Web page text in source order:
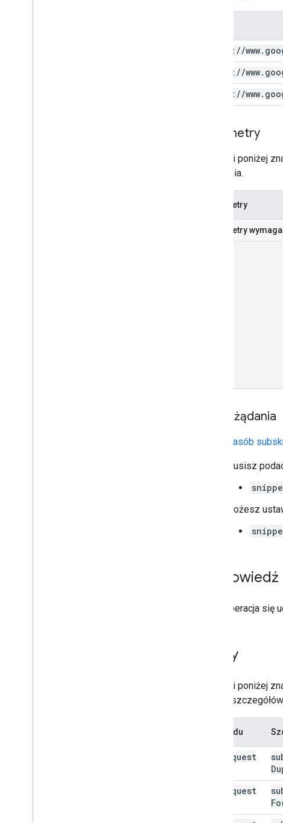
https: //www.
https: //www.
https: //www.
Parametry
W tabeli poniżej
zapytania.
Parametry
Parametry
Treść żądania
zasób
Musisz
Możesz
Odpowiedź
Jeśli operacja się
Błędy
W tabeli poniżej
Więcej
Typ błędu
Request
Request